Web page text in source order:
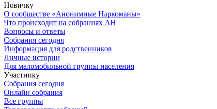
Новичку
О сообществе «Анонимные Наркоманы»
Что происходит на собраниях АН
Вопросы и ответы
Собрания сегодня
Информация для родственников
Личные истории
Для маломобильной группы населения
Участнику
Собрания сегодня
Онлайн собрания
Все группы